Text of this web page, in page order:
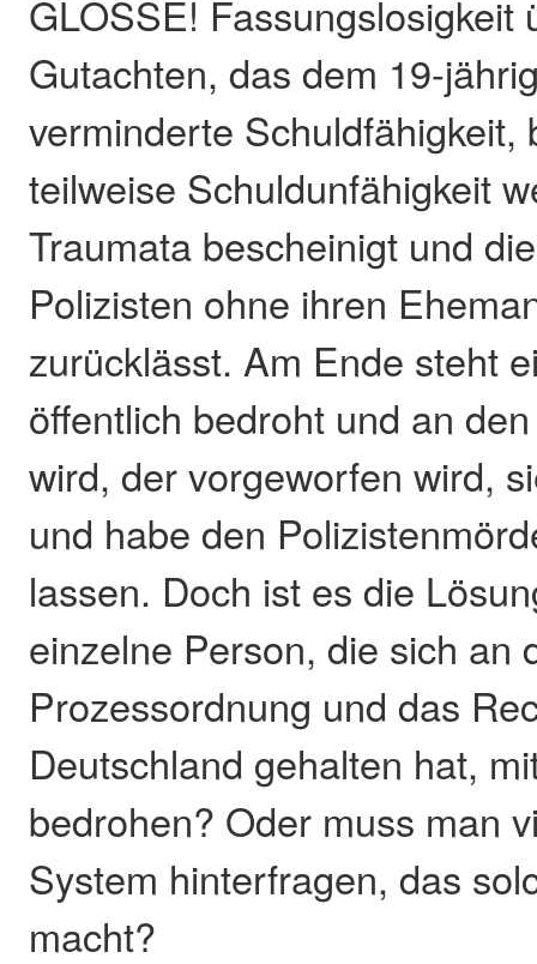
GLOSSE! Fassungslosigkeit
Gutachten, das dem 19-
verminderte Schuldfähigkeit,
teilweise Schuldunfähigkeit
Traumata bescheinigt und
Polizisten ohne ihren
zurücklässt. Am Ende steht
öffentlich bedroht und an
wird, der vorgeworfen wird,
und habe den
lassen. Doch ist es die
einzelne Person, die sich an
Prozessordnung und das
Deutschland gehalten hat,
bedrohen? Oder muss man
System hinterfragen, das
macht?